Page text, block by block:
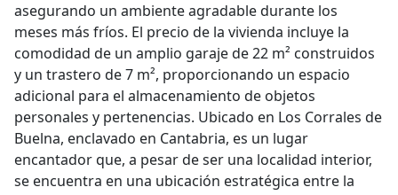
asegurando un ambiente agradable durante los
meses más fríos. El precio de la vivienda incluye la
comodidad de un amplio garaje de 22 m² construidos
y un trastero de 7 m², proporcionando un espacio
adicional para el almacenamiento de objetos
personales y pertenencias. Ubicado en Los Corrales de
Buelna, enclavado en Cantabria, es un lugar
encantador que, a pesar de ser una localidad interior,
se encuentra en una ubicación estratégica entre la